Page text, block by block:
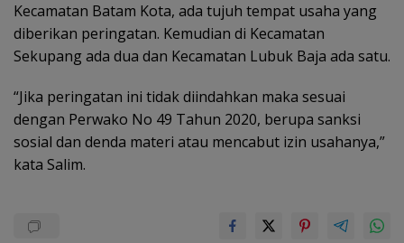
Kecamatan Batam Kota, ada tujuh tempat usaha yang
diberikan peringatan. Kemudian di Kecamatan
Sekupang ada dua dan Kecamatan Lubuk Baja ada satu.
“Jika peringatan ini tidak diindahkan maka sesuai
dengan Perwako No 49 Tahun 2020, berupa sanksi
sosial dan denda materi atau mencabut izin usahanya,”
kata Salim.